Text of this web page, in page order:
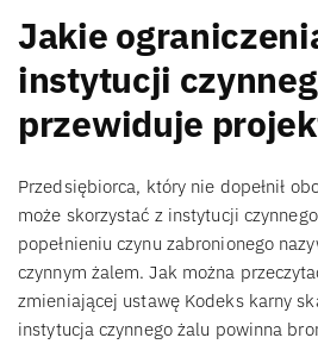
Jakie
instytucji
przewiduje
Przedsiębiorca, który nie dopełnił
może skorzystać z instytucji
popełnieniu czynu zabronionego
czynnym żalem. Jak można
zmieniającej ustawę Kodeks karny
instytucja czynnego żalu powinna